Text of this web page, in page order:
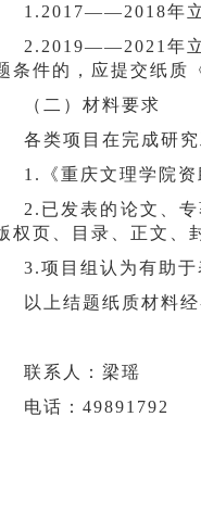
1.2017——2018年立
2.2019——2021年立
条件的，应提交纸质
（二）材料要求
各类项目在完成研
1.《重庆文理学院
2.已发表的论文、
权页、目录、正文、
3.项目组认为有助于
以上结题纸质材料
联系人：梁瑶
电话：49891792
科
2021年